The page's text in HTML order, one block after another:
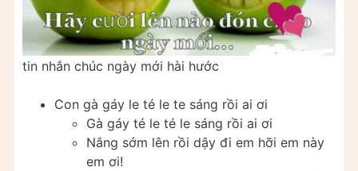
tin nhắn chúc ngày mới hài hước
Con gà gáy le té le te sáng rồi ai ơi
Gà gáy té le té le sáng rồi ai ơi
Nắng sớm lên rồi dậy đi em hỡi em này
em ơi!